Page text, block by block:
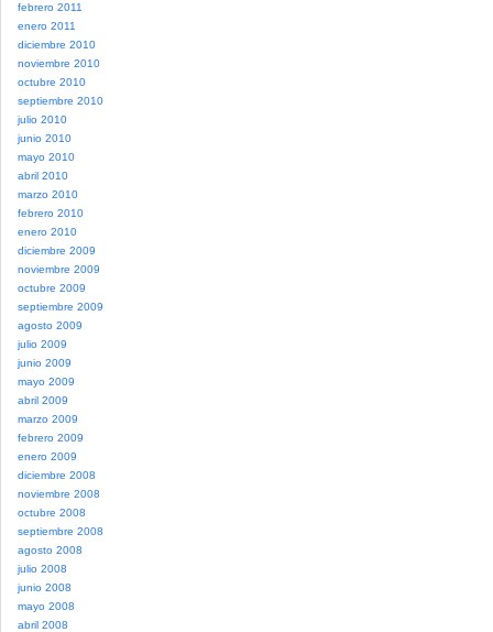
febrero 2011
enero 2011
diciembre 2010
noviembre 2010
octubre 2010
septiembre 2010
julio 2010
junio 2010
mayo 2010
abril 2010
marzo 2010
febrero 2010
enero 2010
diciembre 2009
noviembre 2009
octubre 2009
septiembre 2009
agosto 2009
julio 2009
junio 2009
mayo 2009
abril 2009
marzo 2009
febrero 2009
enero 2009
diciembre 2008
noviembre 2008
octubre 2008
septiembre 2008
agosto 2008
julio 2008
junio 2008
mayo 2008
abril 2008